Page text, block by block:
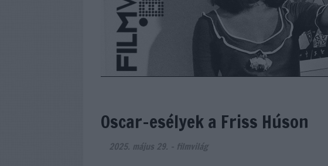
Oscar-esélyek a Friss Húson
2025. május 29. - filmvilág